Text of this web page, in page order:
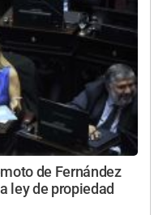
de Fernández
ley de propiedad